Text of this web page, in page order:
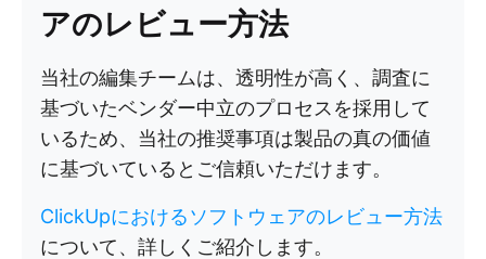
アのレビュー方法
当社の編集チームは、透明性が高く、調査に
基づいたベンダー中立のプロセスを採用して
いるため、当社の推奨事項は製品の真の価値
に基づいているとご信頼いただけます。
ClickUpにおけるソフトウェアのレビュー方法
について、詳しくご紹介します。